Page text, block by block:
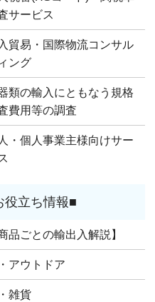
サービス
貿易・国際物流コンサル
ング
類の輸入にともなう規格
費用等の調査
・個人事業主様向けサー
商品ごとの輸出入解説】
アウトドア
雑貨